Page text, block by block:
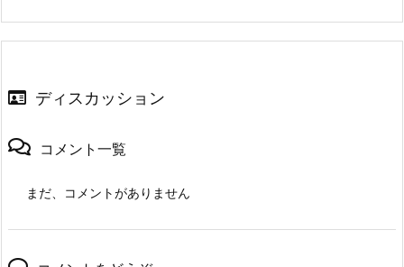
ディスカッション
コメント一覧
まだ、コメントがありません